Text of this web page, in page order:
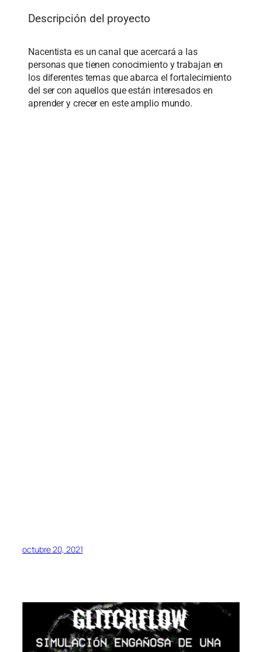
Descripción del proyecto
Nacentista es un canal que acercará a las
personas que tienen conocimiento y trabajan en
los diferentes temas que abarca el fortalecimiento
del ser con aquellos que están interesados en
aprender y crecer en este amplio mundo.
octubre 20, 2021